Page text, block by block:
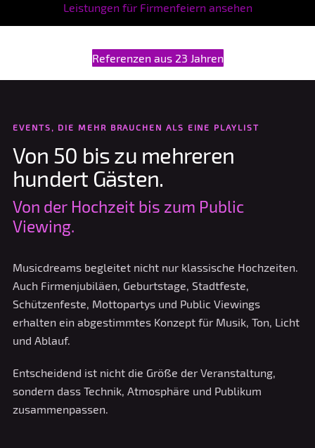
Leistungen für Firmenfeiern ansehen
Referenzen aus 23 Jahren
EVENTS, DIE MEHR BRAUCHEN ALS EINE PLAYLIST
Von 50 bis zu mehreren
hundert Gästen.
Von der Hochzeit bis zum Public
Viewing.
Musicdreams begleitet nicht nur klassische Hochzeiten.
Auch Firmenjubiläen, Geburtstage, Stadtfeste,
Schützenfeste, Mottopartys und Public Viewings
erhalten ein abgestimmtes Konzept für Musik, Ton, Licht
und Ablauf.
Entscheidend ist nicht die Größe der Veranstaltung,
sondern dass Technik, Atmosphäre und Publikum
zusammenpassen.